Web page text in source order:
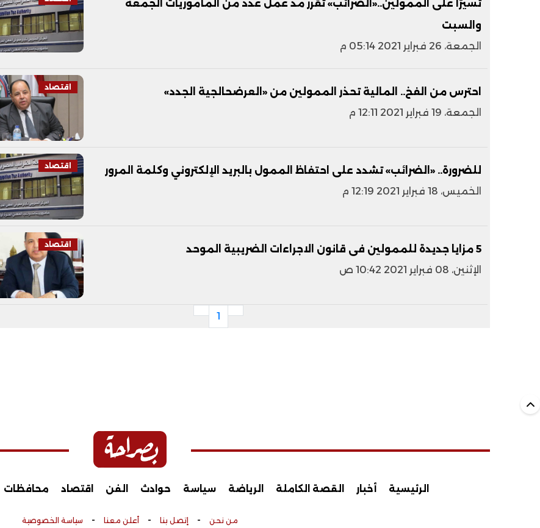
تسيرًا على الممولين..«الضرائب» تقرر مد عمل عدد من المأموريات الجمعة
والسبت
الجمعة، 26 فبراير 2021 05:14 م
اقتصاد
احترس من الفخ.. المالية تحذر الممولين من «العرضحالجية الجدد»
الجمعة، 19 فبراير 2021 12:11 م
اقتصاد
للضرورة.. «الضرائب» تشدد على احتفاظ الممول بالبريد الإلكتروني وكلمة المرور
الخميس، 18 فبراير 2021 12:19 م
اقتصاد
5 مزايا جديدة للممولين فى قانون الاجراءات الضريبية الموحد
الإثنين، 08 فبراير 2021 10:42 ص
1
الرئيسية أخبار القصة الكاملة الرياضة سياسة حوادث الفن اقتصاد محافظات
من نحن - إتصل بنا - أعلن معنا - سياسة الخصوصية